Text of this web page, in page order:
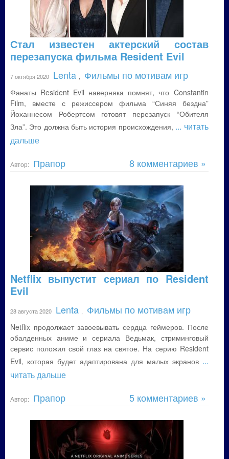
Стал известен актерский состав
перезапуска фильма Resident Evil
7 октября 2020 Lenta Фильмы по мотивам игр
Фанаты Resident Evil наверняка помнят, что Constantin
Film, вместе с режиссером фильма “Синяя бездна”
Йоханнесом Робертсом готовят перезапуск “Обителя
Зла”. Это должна быть история происхождения, ... читать
дальше
Автор: Прапор 8 комментариев »
Netflix выпустит сериал по Resident
Evil
28 августа 2020 Lenta Фильмы по мотивам игр
Netflix продолжает завоевывать сердца геймеров. После
обалденных аниме и сериала Ведьмак, стриминговый
сервис положил свой глаз на святое. На серию Resident
Evil, которая будет адаптирована для малых экранов ...
читать дальше
Автор: Прапор 5 комментариев »